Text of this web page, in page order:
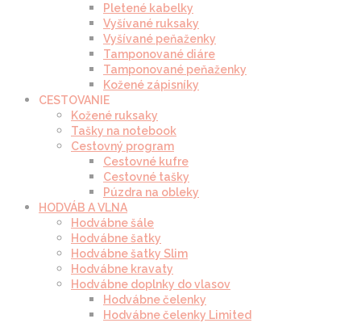
Pletené kabelky
Vyšívané ruksaky
Vyšívané peňaženky
Tamponované diáre
Tamponované peňaženky
Kožené zápisníky
CESTOVANIE
Kožené ruksaky
Tašky na notebook
Cestovný program
Cestovné kufre
Cestovné tašky
Púzdra na obleky
HODVÁB A VLNA
Hodvábne šále
Hodvábne šatky
Hodvábne šatky Slim
Hodvábne kravaty
Hodvábne doplnky do vlasov
Hodvábne čelenky
Hodvábne čelenky Limited